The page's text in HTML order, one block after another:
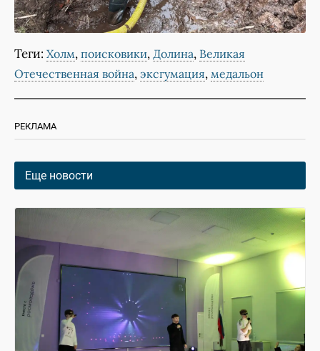
Теги: Холм, поисковики, Долина, Великая
Отечественная война, эксгумация, медальон
РЕКЛАМА
Еще новости